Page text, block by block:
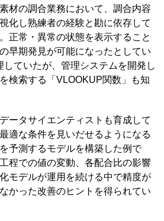
材の調合業務において、調合内容
化し熟練者の経験と勘に依存して
正常・異常の状態を表示すること
早期発見が可能になったとしてい
していたが、管理システムを開発し
検索する「VLOOKUP関数」も知
ータサイエンティストも育成して
適な条件を見いだせるようになる
予測するモデルを構築した例で
程での値の変動、各配合比の影響
モデルが運用を続ける中で精度が
かった改善のヒントを得られてい